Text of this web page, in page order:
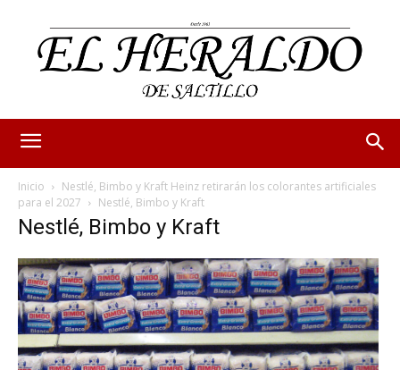
Inicio
Nestlé, Bimbo y Kraft Heinz retirarán los colorantes artificiales
para el 2027
Nestlé, Bimbo y Kraft
Nestlé, Bimbo y Kraft